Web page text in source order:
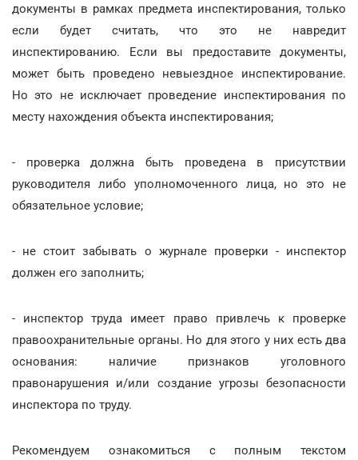
документы в рамках предмета инспектирования, только
если будет считать, что это не навредит
инспектированию. Если вы предоставите документы,
может быть проведено невыездное инспектирование.
Но это не исключает проведение инспектирования по
месту нахождения объекта инспектирования;
- проверка должна быть проведена в присутствии
руководителя либо уполномоченного лица, но это не
обязательное условие;
- не стоит забывать о журнале проверки - инспектор
должен его заполнить;
- инспектор труда имеет право привлечь к проверке
правоохранительные органы. Но для этого у них есть два
основания: наличие признаков уголовного
правонарушения и/или создание угрозы безопасности
инспектора по труду.
Рекомендуем ознакомиться с полным текстом